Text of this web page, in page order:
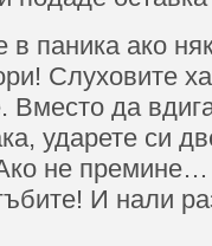
в паника ако
Слуховите
Вместо да
ударете си
не премине…
И нали